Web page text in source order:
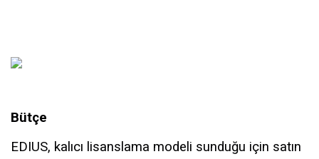
Bütçe
EDIUS, kalıcı lisanslama modeli sunduğu için satın